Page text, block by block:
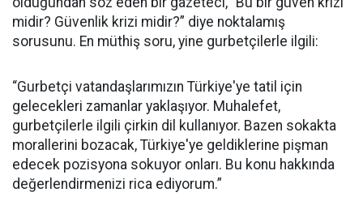
midir? Güvenlik krizi midir?” diye noktalamış
sorusunu. En müthiş soru, yine gurbetçilerle ilgili:
“Gurbetçi vatandaşlarımızın Türkiye'ye tatil için
gelecekleri zamanlar yaklaşıyor. Muhalefet,
gurbetçilerle ilgili çirkin dil kullanıyor. Bazen sokakta
morallerini bozacak, Türkiye'ye geldiklerine pişman
edecek pozisyona sokuyor onları. Bu konu hakkında
değerlendirmenizi rica ediyorum.”